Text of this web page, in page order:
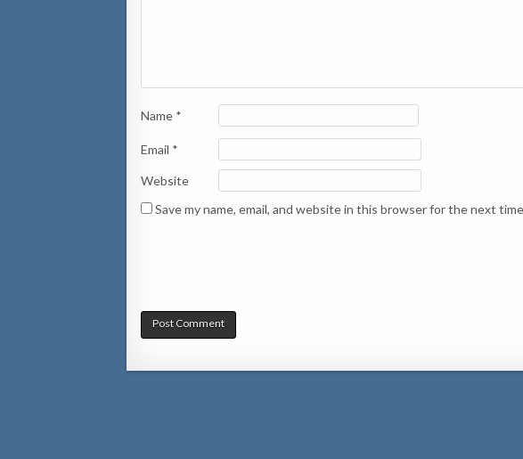
Name *
Email *
Website
Save my name, email, and website in this browser for the next